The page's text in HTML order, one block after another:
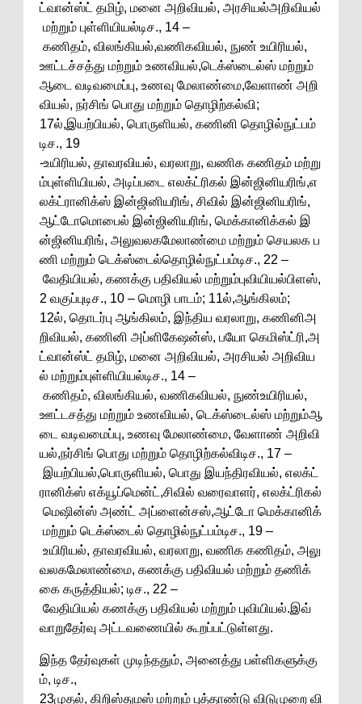
ட்வான்ஸ்ட் தமிழ், மனை அறிவியல், அரசியல்அறிவியல்
மற்றும் புள்ளியியல்டிச., 14 –
கணிதம், விலங்கியல்,வணிகவியல், நுண் உயிரியல்,
ஊட்டச்சத்து மற்றும் உணவியல்,டெக்ஸ்டைல்ஸ் மற்றும்
ஆடை வடிவமைப்பு, உணவு மேலாண்மை,வேளாண் அறி
வியல், நர்சிங் பொது மற்றும் தொழிற்கல்வி;
17ல்,இயற்பியல், பொருளியல், கணினி தொழில்நுட்பம்
டிச., 19
-உயிரியல், தாவரவியல், வரலாறு, வணிக கணிதம் மற்று
ம்புள்ளியியல், அடிப்படை எலக்ட்ரிகல் இன்ஜினியரிங்,எ
லக்ட்ரானிக்ஸ் இன்ஜினியரிங், சிவில் இன்ஜினியரிங்,
ஆட்டோமொபைல் இன்ஜினியரிங், மெக்கானிக்கல் இ
ன்ஜினியரிங், அலுவலகமேலாண்மை மற்றும் செயலக ப
ணி மற்றும் டெக்ஸ்டைல்தொழில்நுட்பம்டிச., 22 –
வேதியியல், கணக்கு பதிவியல் மற்றும்புவியியல்பிளஸ்,
2 வகுப்புடிச., 10 – மொழி பாடம்; 11ல்,ஆங்கிலம்;
12ல், தொடர்பு ஆங்கிலம், இந்திய வரலாறு, கணினிஅ
றிவியல், கணினி அப்ளிகேஷன்ஸ், பயோ கெமிஸ்ட்ரி,அ
ட்வான்ஸ்ட் தமிழ், மனை அறிவியல், அரசியல் அறிவிய
ல் மற்றும்புள்ளியியல்டிச., 14 –
கணிதம், விலங்கியல், வணிகவியல், நுண்உயிரியல்,
ஊட்டசத்து மற்றும் உணவியல், டெக்ஸ்டைல்ஸ் மற்றும்ஆ
டை வடிவமைப்பு, உணவு மேலாண்மை, வேளாண் அறிவி
யல்,நர்சிங் பொது மற்றும் தொழிற்கல்விடிச., 17 –
இயற்பியல்,பொருளியல், பொது இயந்திரவியல், எலக்ட்
ரானிக்ஸ் எக்யூப்மென்ட்,சிவில் வரைவாளர், எலக்ட்ரிகல்
மெஷின்ஸ் அண்ட் அப்ளைன்சஸ்,ஆட்டோ மெக்கானிக்
மற்றும் டெக்ஸ்டைல் தொழில்நுட்பம்டிச., 19 –
உயிரியல், தாவரவியல், வரலாறு, வணிக கணிதம், அலு
வலகமேலாண்மை, கணக்கு பதிவியல் மற்றும் தணிக்
கை கருத்தியல்; டிச., 22 –
வேதியியல் கணக்கு பதிவியல் மற்றும் புவியியல்.இவ்
வாறுதேர்வு அட்டவணையில் கூறப்பட்டுள்ளது.
இந்த தேர்வுகள் முடிந்ததும், அனைத்து பள்ளிகளுக்கு
ம், டிச.,
23முதல், கிறிஸ்துமஸ் மற்றும் புத்தாண்டு விடுமுறை வி